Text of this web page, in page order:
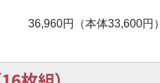
36,960円（本体33,600円）